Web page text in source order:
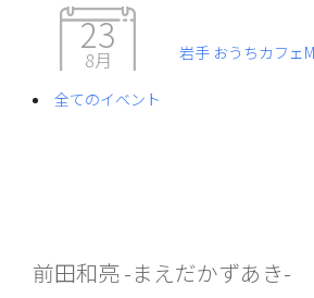
23
8月 岩手 おうちカフェ
全てのイベント
前田和亮 -まえだかずあき-